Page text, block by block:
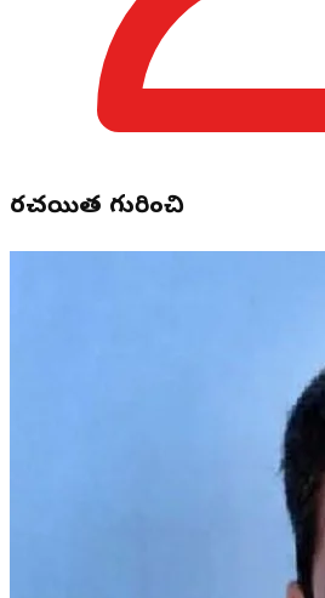
రచయిత గురించి